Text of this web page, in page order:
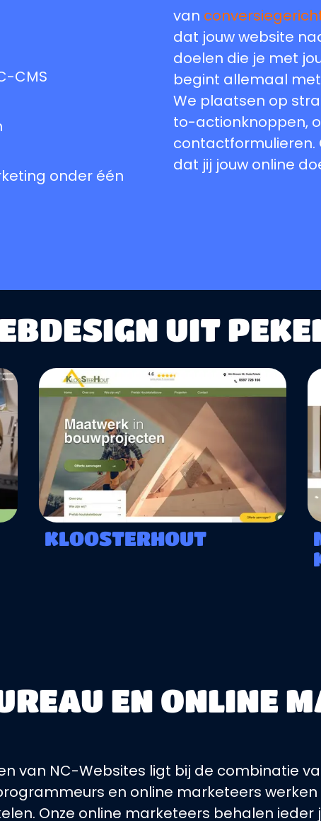
van
dat jouw website
doelen die je met
begint allemaal
We plaatsen op
to-actionknoppen,
contactformulieren.
dat jij jouw online
CMS
onder één
UIT
KLOOSTERHOUT
EN ONLINE
van NC-Websites ligt bij de combinatie
en online marketeers
Onze online marketeers behalen